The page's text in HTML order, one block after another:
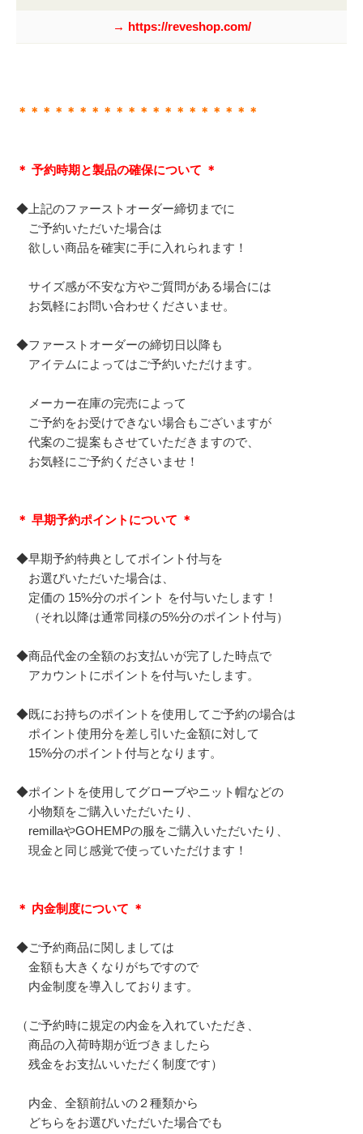
→ https://reveshop.com/
＊＊＊＊＊＊＊＊＊＊＊＊＊＊＊＊＊＊＊＊
＊ 予約時期と製品の確保について ＊
◆上記のファーストオーダー締切までに
ご予約いただいた場合は
欲しい商品を確実に手に入れられます！
サイズ感が不安な方やご質問がある場合には
お気軽にお問い合わせくださいませ。
◆ファーストオーダーの締切日以降も
アイテムによってはご予約いただけます。
メーカー在庫の完売によって
ご予約をお受けできない場合もございますが
代案のご提案もさせていただきますので、
お気軽にご予約くださいませ！
＊ 早期予約ポイントについて ＊
◆早期予約特典としてポイント付与を
お選びいただいた場合は、
定価の 15%分のポイント を付与いたします！
（それ以降は通常同様の5%分のポイント付与）
◆商品代金の全額のお支払いが完了した時点で
アカウントにポイントを付与いたします。
◆既にお持ちのポイントを使用してご予約の場合は
ポイント使用分を差し引いた金額に対して
15%分のポイント付与となります。
◆ポイントを使用してグローブやニット帽などの
小物類をご購入いただいたり、
remillaやGOHEMPの服をご購入いただいたり、
現金と同じ感覚で使っていただけます！
＊ 内金制度について ＊
◆ご予約商品に関しましては
金額も大きくなりがちですので
内金制度を導入しております。
（ご予約時に規定の内金を入れていただき、
商品の入荷時期が近づきましたら
残金をお支払いいただく制度です）
内金、全額前払いの２種類から
どちらをお選びいただいた場合でも